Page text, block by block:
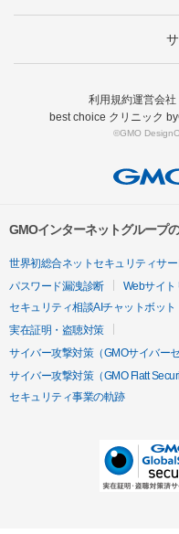
利用規約運営会社
best choice クリニック
©GMO
GMOインターネットグループ
世界初総合ネットセキュリティサー
パスワード漏洩診断
Webサイ
セキュリティ相談AIチャットボット
実在証明・盗聴対策
サイバー攻撃対策（GMOサイバー
サイバー攻撃対策（GMO Flatt
セキュリティ事業の軌跡